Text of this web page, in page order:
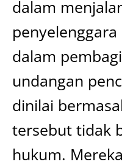
dalam
dalam
undangan
dinilai
tersebut tidak
hukum.